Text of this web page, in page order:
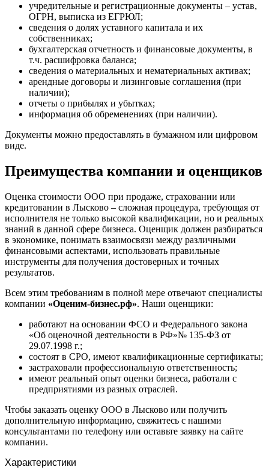
учредительные и регистрационные документы – устав,
ОГРН, выписка из ЕГРЮЛ;
сведения о долях уставного капитала и их
собственниках;
бухгалтерская отчетность и финансовые документы, в
т.ч. расшифровка баланса;
сведения о материальных и нематериальных активах;
арендные договоры и лизинговые соглашения (при
наличии);
отчеты о прибылях и убытках;
информация об обременениях (при наличии).
Документы можно предоставлять в бумажном или цифровом
виде.
Преимущества компании и оценщиков
Оценка стоимости ООО при продаже, страховании или
кредитовании в Лысково – сложная процедура, требующая от
исполнителя не только высокой квалификации, но и реальных
знаний в данной сфере бизнеса. Оценщик должен разбираться
в экономике, понимать взаимосвязи между различными
финансовыми аспектами, использовать правильные
инструменты для получения достоверных и точных
результатов.
Всем этим требованиям в полной мере отвечают специалисты
компании «Оценим-бизнес.рф». Наши оценщики:
работают на основании ФСО и Федерального закона
«Об оценочной деятельности в РФ»№ 135-ФЗ от
29.07.1998 г.;
состоят в СРО, имеют квалификационные сертификаты;
застраховали профессиональную ответственность;
имеют реальный опыт оценки бизнеса, работали с
предприятиями из разных отраслей.
Чтобы заказать оценку ООО в Лысково или получить
дополнительную информацию, свяжитесь с нашими
консультантами по телефону или оставьте заявку на сайте
компании.
Характеристики
Димитровград
Дмитров
Долгопрудный
Домодедово
Дюртюли
Евпатория
Егорьевск
Ейск
Екатеринбург
Елец
Енисейск
Ермолино
Ессентуки
Железногорск
Железногорск-Илимский
Жуковский
Заозерный
Зарайск
Заречный
Заринск
Звенигород
Зеленоград
Зеленодольск
Зея
Златоуст
Иваново
Ижевск